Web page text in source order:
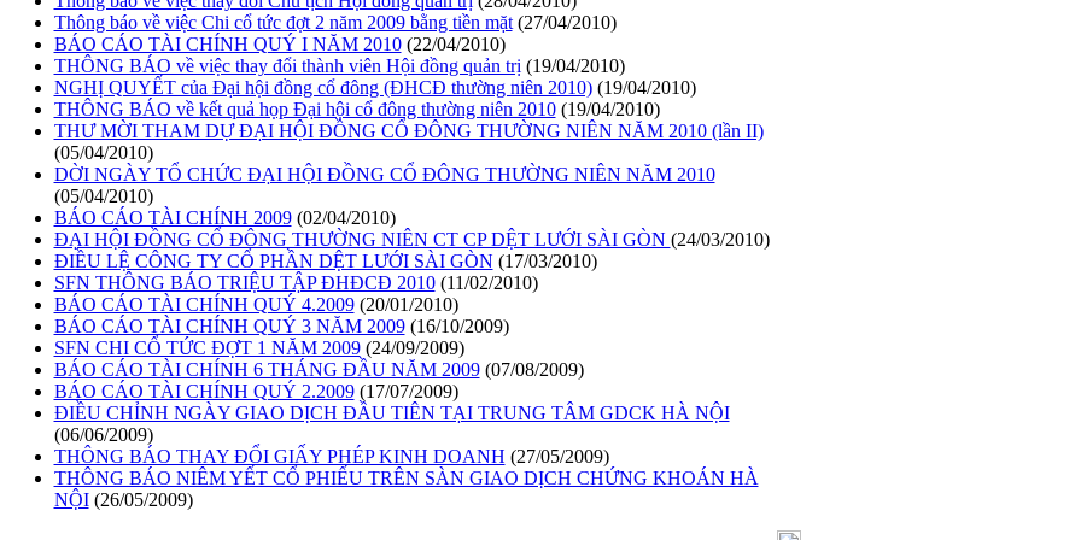
Thông báo về việc Chi cổ tức đợt 2 năm 2009 bằng tiền mặt (27/04/2010)
BÁO CÁO TÀI CHÍNH QUÝ I NĂM 2010 (22/04/2010)
THÔNG BÁO về việc thay đổi thành viên Hội đồng quản trị (19/04/2010)
NGHỊ QUYẾT của Đại hội đồng cổ đông (ĐHCĐ thường niên 2010) (19/04/2010)
THÔNG BÁO về kết quả họp Đại hội cổ đông thường niên 2010 (19/04/2010)
THƯ MỜI THAM DỰ ĐẠI HỘI ĐỒNG CỔ ĐÔNG THƯỜNG NIÊN NĂM 2010 (lần II)
(05/04/2010)
DỜI NGÀY TỔ CHỨC ĐẠI HỘI ĐỒNG CỔ ĐÔNG THƯỜNG NIÊN NĂM 2010
(05/04/2010)
BÁO CÁO TÀI CHÍNH 2009 (02/04/2010)
ĐẠI HỘI ĐỒNG CỔ ĐÔNG THƯỜNG NIÊN CT CP DỆT LƯỚI SÀI GÒN (24/03/2010)
ĐIỀU LỆ CÔNG TY CỔ PHẦN DỆT LƯỚI SÀI GÒN (17/03/2010)
SFN THÔNG BÁO TRIỆU TẬP ĐHĐCĐ 2010 (11/02/2010)
BÁO CÁO TÀI CHÍNH QUÝ 4.2009 (20/01/2010)
BÁO CÁO TÀI CHÍNH QUÝ 3 NĂM 2009 (16/10/2009)
SFN CHI CỔ TỨC ĐỢT 1 NĂM 2009 (24/09/2009)
BÁO CÁO TÀI CHÍNH 6 THÁNG ĐẦU NĂM 2009 (07/08/2009)
BÁO CÁO TÀI CHÍNH QUÝ 2.2009 (17/07/2009)
ĐIỀU CHỈNH NGÀY GIAO DỊCH ĐẦU TIÊN TẠI TRUNG TÂM GDCK HÀ NỘI
(06/06/2009)
THÔNG BÁO THAY ĐỔI GIẤY PHÉP KINH DOANH (27/05/2009)
THÔNG BÁO NIÊM YẾT CỔ PHIẾU TRÊN SÀN GIAO DỊCH CHỨNG KHOÁN HÀ
NỘI (26/05/2009)